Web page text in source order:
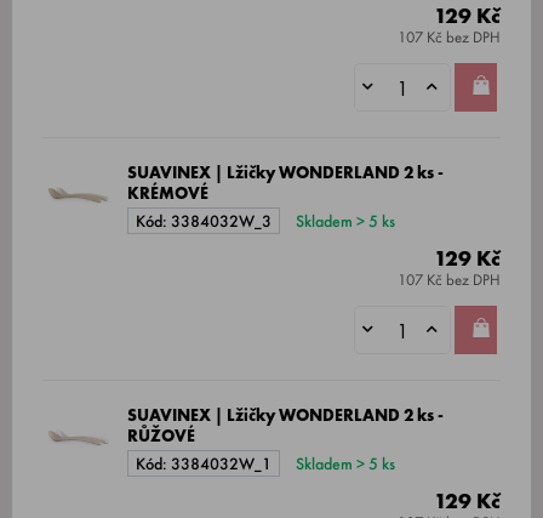
129 Kč
107 Kč bez DPH
SUAVINEX | Lžičky WONDERLAND 2 ks -
KRÉMOVÉ
Kód: 3384032W_3
Skladem > 5 ks
129 Kč
107 Kč bez DPH
SUAVINEX | Lžičky WONDERLAND 2 ks -
RŮŽOVÉ
Kód: 3384032W_1
Skladem > 5 ks
129 Kč